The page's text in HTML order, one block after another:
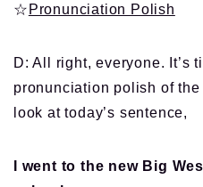
☆ Pronunciation Polish
D: All right, everyone. It’s
pronunciation polish of the
look at today’s sentence,
I went to the new Big